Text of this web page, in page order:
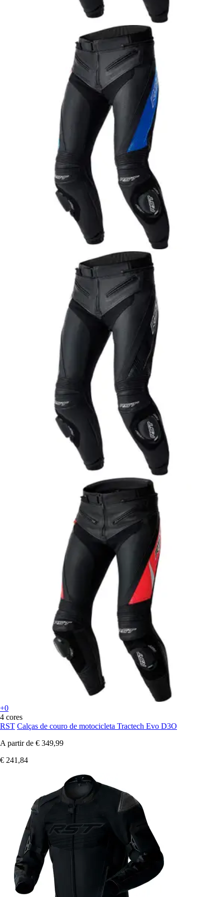
+0
4 cores
RST Calças de couro de motocicleta Tractech Evo D3O
A partir de € 349,99
€ 241,84